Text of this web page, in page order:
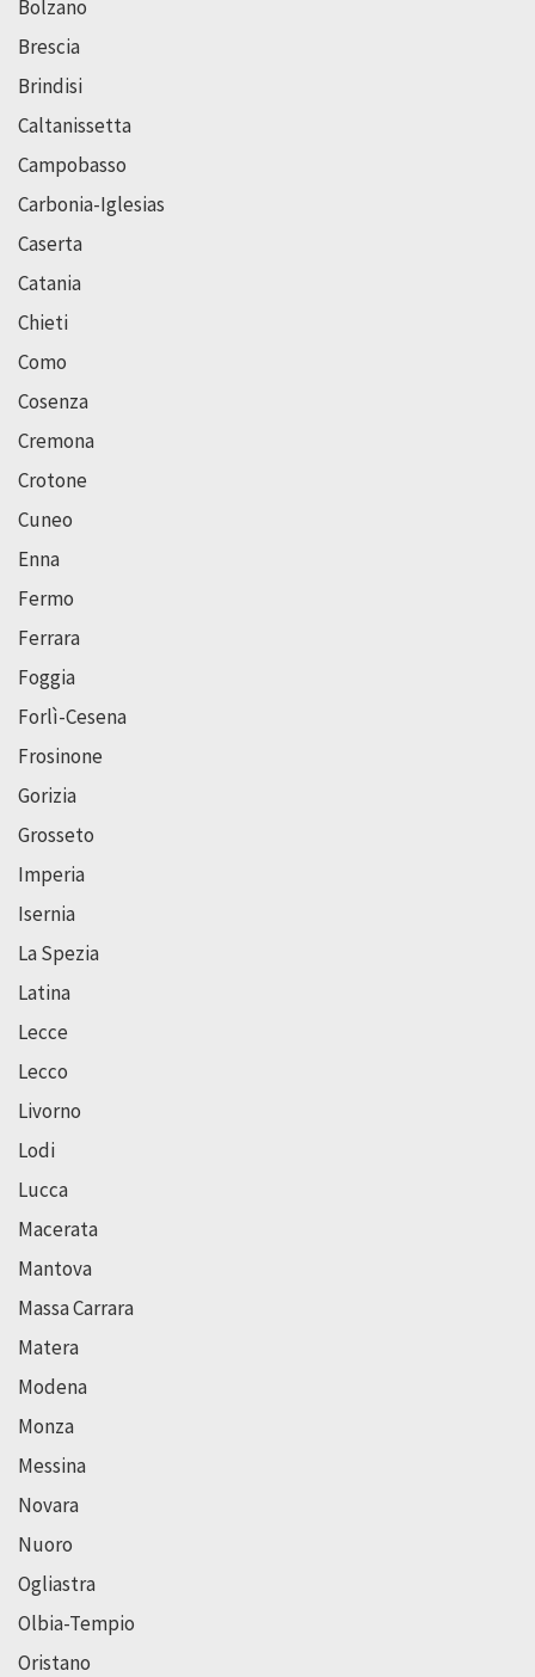
Bolzano
Brescia
Brindisi
Caltanissetta
Campobasso
Carbonia-Iglesias
Caserta
Catania
Chieti
Como
Cosenza
Cremona
Crotone
Cuneo
Enna
Fermo
Ferrara
Foggia
Forlì-Cesena
Frosinone
Gorizia
Grosseto
Imperia
Isernia
La Spezia
Latina
Lecce
Lecco
Livorno
Lodi
Lucca
Macerata
Mantova
Massa Carrara
Matera
Modena
Monza
Messina
Novara
Nuoro
Ogliastra
Olbia-Tempio
Oristano